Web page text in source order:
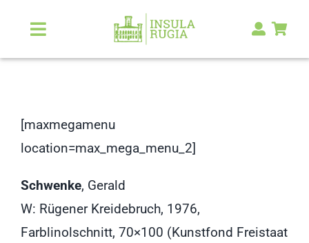
Inhalt
springen
Toggle
Navigation
Malerlexikon
[maxmegamenu
location=max_mega_menu_2]
Schwenke, Gerald
W: Rügener Kreidebruch, 1976,
Farblinolschnitt, 70×100 (Kunstfond Freistaat